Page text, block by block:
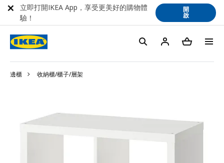
邊櫃 收納櫃/櫃子/層架
立即打開IKEA App，享受更美好的購物體
驗！
開
啟